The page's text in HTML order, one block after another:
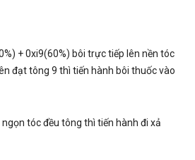
+ 0xi9(60%) bôi trực tiếp lên nền tóc
đạt tông 9 thì tiến hành bôi thuốc vào
tóc đều tông thì tiến hành đi xả